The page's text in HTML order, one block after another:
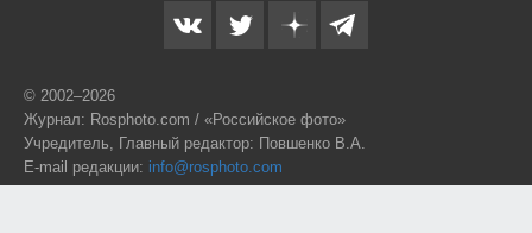
© 2002–2026
Журнал: Rosphoto.com / «Российское фото»
Учредитель, Главный редактор: Повшенко В.А.
E-mail редакции: info@rosphoto.com